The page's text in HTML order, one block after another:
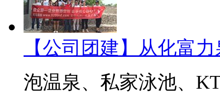
【公司团建】从化富
泡温泉、私家泳池、